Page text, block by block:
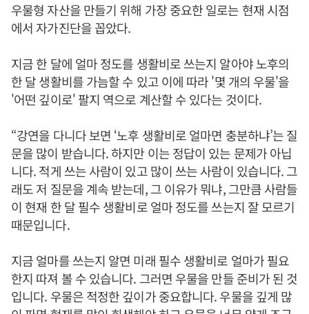
우물형 자산을 만들기 위해 가장 중요한 일로는 현재 시점
에서 자가진단을 꼽았다.
지금 한 달에 얼마 정도를 생활비로 쓰는지 알아야 노후의
한 달 생활비를 가늠할 수 있고 이에 따라 '몇 개의 우물'을
'어떤 깊이로' 팔지 역으로 계산할 수 있다는 것이다.
“강연을 다니다 보면 ‘노후 생활비로 얼마면 충분하냐’는 질
문을 많이 받습니다. 하지만 이는 정답이 있는 문제가 아닙
니다. 적게 쓰는 사람이 있고 많이 쓰는 사람이 있습니다. 그
래도 저 질문을 계속 받는데, 그 이유가 뭐냐, 그만큼 사람들
이 현재 한 달 필수 생활비로 얼마 정도를 쓰는지 잘 모르기
때문입니다.
지금 얼마를 쓰는지 알면 미래 필수 생활비로 얼마가 필요
한지 따져 볼 수 있습니다. 그러면 우물을 만들 준비가 된 것
입니다. 우물은 적정한 깊이가 중요합니다. 우물을 깊게 많